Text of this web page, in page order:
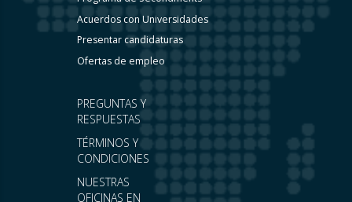
PREGUNTAS Y
RESPUESTAS
TÉRMINOS Y
CONDICIONES
NUESTRAS
OFICINAS EN
Acuerdos con Universidades
Presentar candidaturas
Ofertas de empleo